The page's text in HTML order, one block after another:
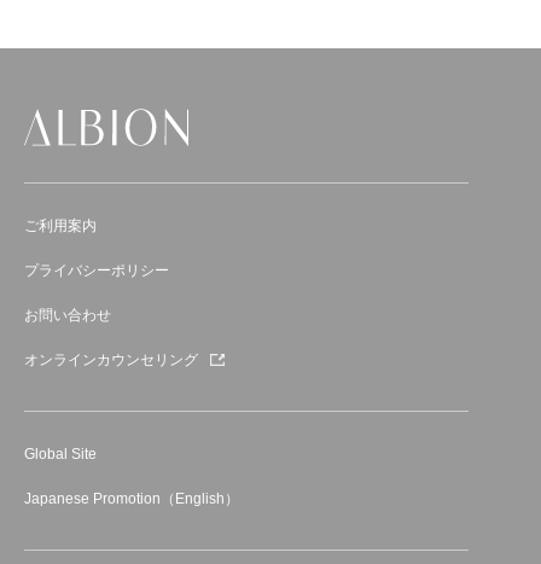
ご利用案内
プライバシーポリシー
お問い合わせ
オンラインカウンセリング
Global Site
Japanese Promotion（English）